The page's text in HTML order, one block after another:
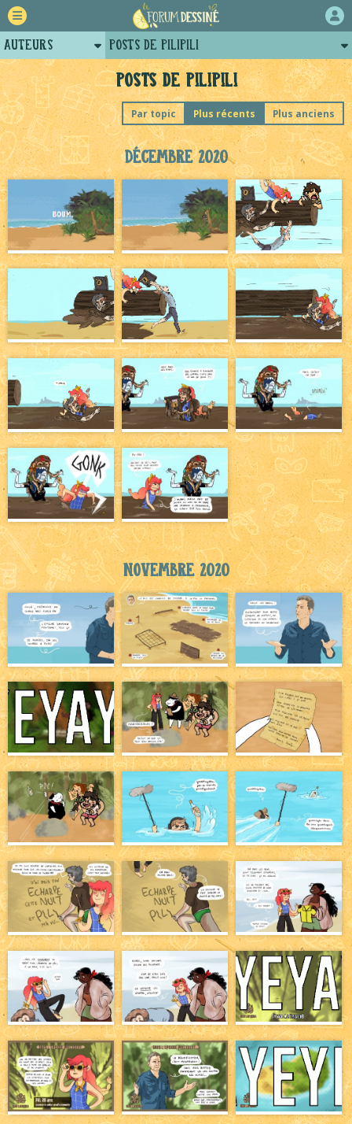
Posts de PiliPili
Plus anciens
Plus récents
Par topic
Décembre 2020
Novembre 2020
Auteurs
Retour
Forum
Projets
Tutoriels
Posts de PiliPili
Profil de pilipili
Arènes de pilipili
Projets collectifs de pilipili